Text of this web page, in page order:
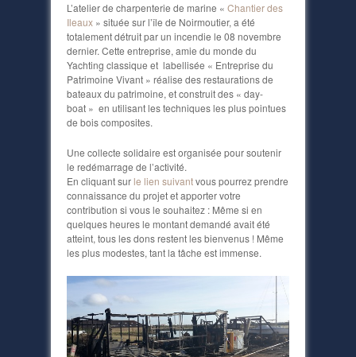
L’atelier de charpenterie de marine « Chantier des
Ileaux » située sur l’île de Noirmoutier, a été
totalement détruit par un incendie le 08 novembre
dernier. Cette entreprise, amie du monde du
Yachting classique et labellisée « Entreprise du
Patrimoine Vivant » réalise des restaurations de
bateaux du patrimoine, et construit des « day-
boat » en utilisant les techniques les plus pointues
de bois composites.
Une collecte solidaire est organisée pour soutenir
le redémarrage de l’activité.
En cliquant sur le lien suivantvous pourrez prendre
connaissance du projet et apporter votre
contribution si vous le souhaitez : Même si en
quelques heures le montant demandé avait été
atteint, tous les dons restent les bienvenus ! Même
les plus modestes, tant la tâche est immense.